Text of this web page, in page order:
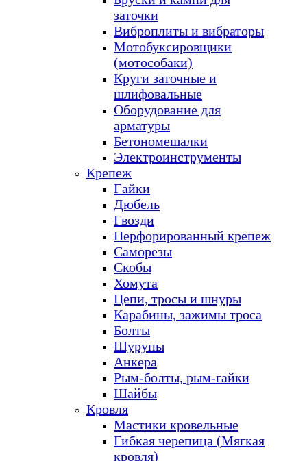
заточки
Виброплиты и вибраторы
Мотобуксировщики
(мотособаки)
Круги заточные и
шлифовальные
Оборудование для
арматуры
Бетономешалки
Электроинструменты
Крепеж
Гайки
Дюбель
Гвозди
Перфорированный крепеж
Саморезы
Скобы
Хомута
Цепи, тросы и шнуры
Карабины, зажимы троса
Болты
Шурупы
Анкера
Рым-болты, рым-гайки
Шайбы
Кровля
Мастики кровельные
Гибкая черепица (Мягкая
кровля)